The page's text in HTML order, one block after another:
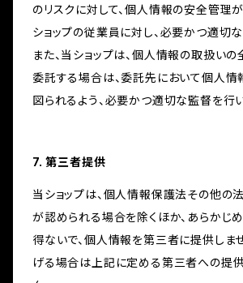
のリスクに対して、個人情報の安全管理
ショップの従業員に対し、必要かつ適切
また、当ショップは、個人情報の取扱い
委託する場合は、委託先において個人
図られるよう、必要かつ適切な監督を行い
7. 第三者提供
当ショップは、個人情報保護法その他の
が認められる場合を除くほか、あらかじ
得ないで、個人情報を第三者に提供しま
げる場合は上記に定める第三者への提